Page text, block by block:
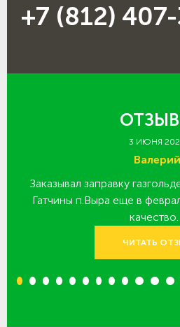
+7 (812)
3 ИЮНЯ
Валерий
Заказывал заправку
Гатчины п.Выра еще в
ЧИТАТЬ
1 2 3 4 5 6 7 8 9 10 11 12